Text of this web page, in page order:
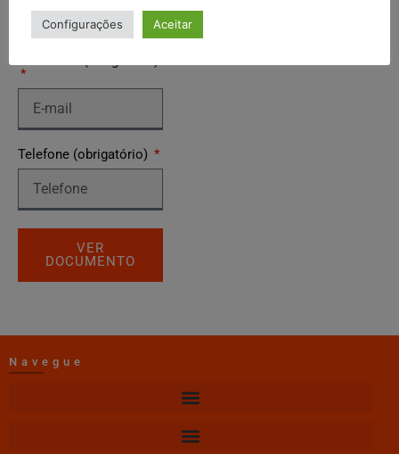
Telefone (obrigatório)
VER
DOCUMENTO
Navegue
Configurações Aceitar